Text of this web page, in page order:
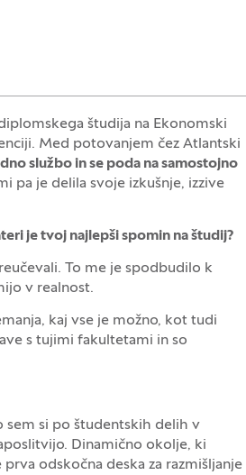
študija na Ekonomski
Med potovanjem čez Atlantski
službo in se poda na samostojno
pa je delila svoje izkušnje, izzive
je tvoj najlepši spomin na študij?
To me je spodbudilo k
v realnost.
kaj vse je možno, kot tudi
s tujimi fakultetami in so
sem si po študentskih delih v
Dinamično okolje, ki
odskočna deska za razmišljanje